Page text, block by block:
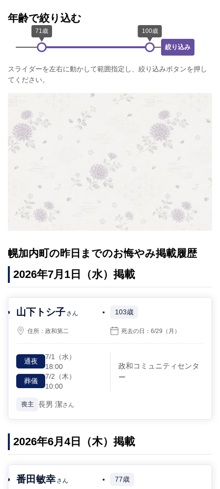
年齢で絞り込む
絞り込み
スライダーを左右に動かして範囲指定し、絞り込みボタンを押し
てください。
幌加内町の昨日までのお悔やみ掲載履歴
2026年7月1日（水）掲載
山下トシ子 さん 103歳
住所：政和第二 死去の日：6/29 （月）
通夜
7/1
（水）
18:00
葬儀
7/2 （木）
10:00
政和コミュニティセンタ
ー
喪主 長男 潔さん
2026年6月4日（木）掲載
番田敏幸 さん 77歳